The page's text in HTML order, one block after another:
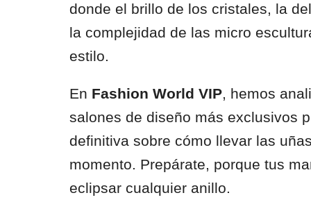
donde el brillo de los cristales, la
la complejidad de las micro
estilo.
En Fashion World VIP, hemos
salones de diseño más exclusivos
definitiva sobre cómo llevar las
momento. Prepárate, porque tus
eclipsar cualquier anillo.